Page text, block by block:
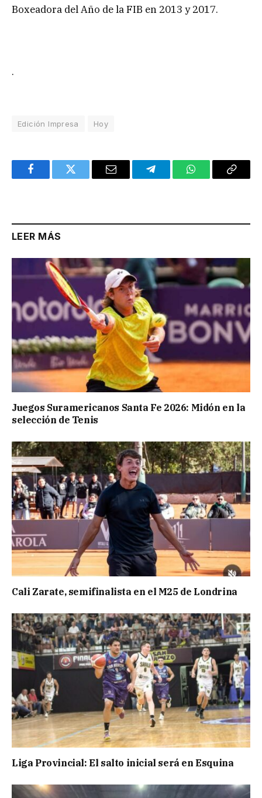
Boxeadora del Año de la FIB en 2013 y 2017.
.
Edición Impresa Hoy
FacebookTwitter Email TelegramWhatsAppCopy
LEER MÁS
Juegos Suramericanos Santa Fe 2026: Midón en la
selección de Tenis
Cali Zarate, semifinalista en el M25 de Londrina
Liga Provincial: El salto inicial será en Esquina